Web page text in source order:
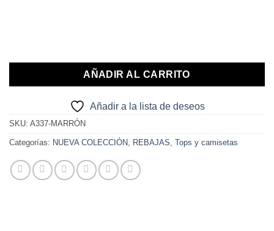
AÑADIR AL CARRITO
Añadir a la lista de deseos
SKU: A337-MARRÓN
Categorías: NUEVA COLECCIÓN, REBAJAS, Tops y camisetas